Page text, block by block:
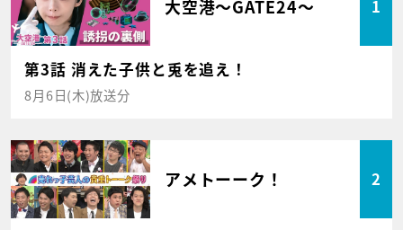
大空港～GATE24～ 1
第3話 消えた子供と兎を追え！
8月6日(木)放送分
アメトーーク！ 2